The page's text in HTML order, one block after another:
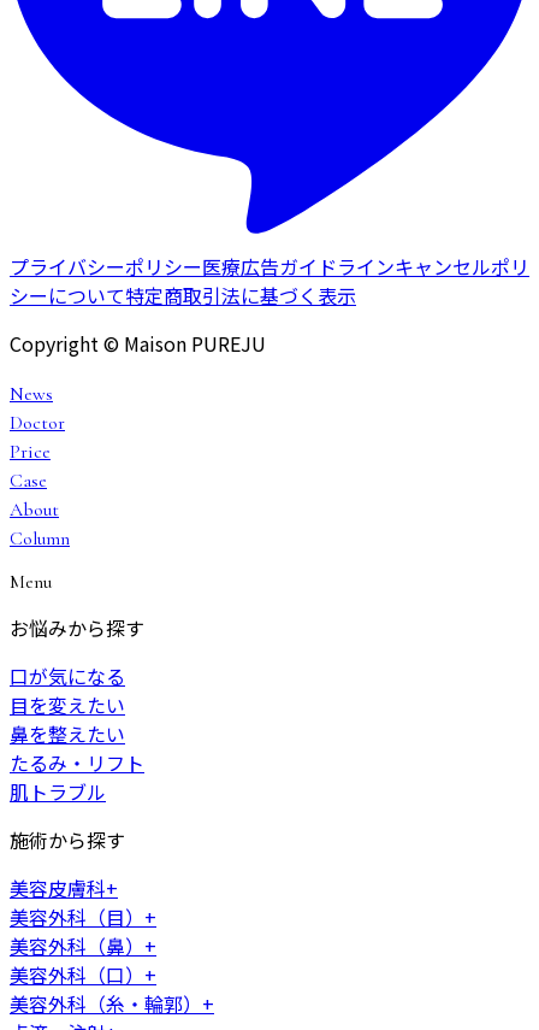
プライバシーポリシー医療広告ガイドラインキャンセルポリ
シーについて特定商取引法に基づく表示
Copyright © Maison PUREJU
News
Doctor
Price
Case
About
Column
Menu
お悩みから探す
口が気になる
目を変えたい
鼻を整えたい
たるみ・リフト
肌トラブル
施術から探す
美容皮膚科+
美容外科（目） +
美容外科（鼻） +
美容外科（口） +
美容外科（糸・輪郭） +